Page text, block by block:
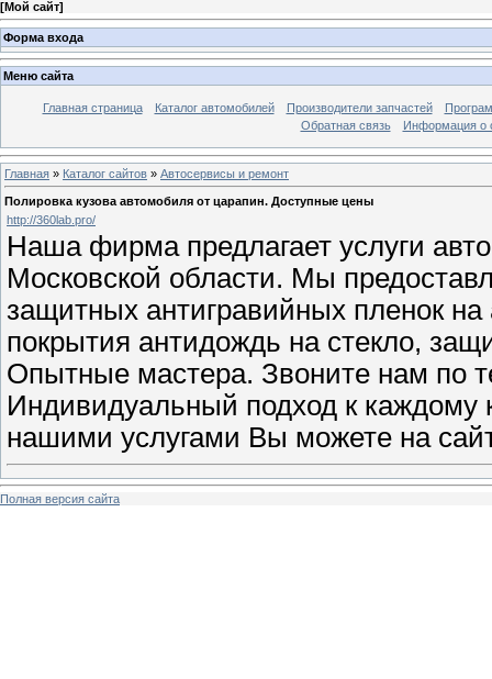
[Мой сайт]
Форма входа
Меню сайта
Главная страница Каталог автомобилей Производители запчастей
Обратная связь
Информация о
Главная » Каталог сайтов » Автосервисы и ремонт
Полировка кузова автомобиля от царапин. Доступные цены
http://360lab.pro/
Наша фирма предлагает услуги
Московской области. Мы
защитных антигравийных пленок
покрытия антидождь на стекло,
Опытные мастера. Звоните нам по
Индивидуальный подход к каждому
нашими услугами Вы можете на
Полная версия сайта